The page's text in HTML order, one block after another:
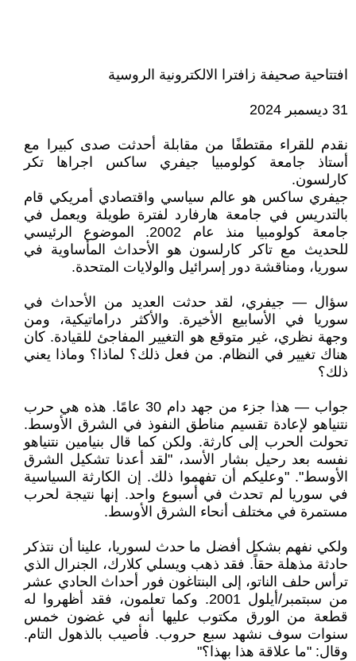
افتتاحية صحيفة زافترا الالكترونية الروسية
31 ديسمبر 2024
نقدم للقراء مقتطفًا من مقابلة أحدثت صدى كبيرا مع
أستاذ جامعة كولومبيا جيفري ساكس اجراها تكر
كارلسون.
جيفري ساكس هو عالم سياسي واقتصادي أمريكي قام
بالتدريس في جامعة هارفارد لفترة طويلة ويعمل في
جامعة كولومبيا منذ عام 2002. الموضوع الرئيسي
للحديث مع تاكر كارلسون هو الأحداث المأساوية في
سوريا، ومناقشة دور إسرائيل والولايات المتحدة.
سؤال — جيفري، لقد حدثت العديد من الأحداث في
سوريا في الأسابيع الأخيرة. والأكثر دراماتيكية، ومن
وجهة نظري، غير متوقع هو التغيير المفاجئ للقيادة. كان
هناك تغيير في النظام. من فعل ذلك؟ لماذا؟ وماذا يعني
ذلك؟
جواب — هذا جزء من جهد دام 30 عامًا. هذه هي حرب
نتنياهو لإعادة تقسيم مناطق النفوذ في الشرق الأوسط.
تحولت الحرب إلى كارثة. ولكن كما قال بنيامين نتنياهو
نفسه بعد رحيل بشار الأسد، "لقد أعدنا تشكيل الشرق
الأوسط". "وعليكم أن تفهموا ذلك. إن الكارثة السياسية
في سوريا لم تحدث في أسبوع واحد. إنها نتيجة لحرب
مستمرة في مختلف أنحاء الشرق الأوسط.
ولكي نفهم بشكل أفضل ما حدث لسوريا، علينا أن نتذكر
حادثة مذهلة حقاً. فقد ذهب ويسلي كلارك، الجنرال الذي
ترأس حلف الناتو، إلى البنتاغون فور أحداث الحادي عشر
من سبتمبر/أيلول 2001. وكما تعلمون، فقد أظهروا له
قطعة من الورق مكتوب عليها أنه في غضون خمس
سنوات سوف نشهد سبع حروب. فأصيب بالذهول التام.
وقال: "ما علاقة هذا بهذا؟"